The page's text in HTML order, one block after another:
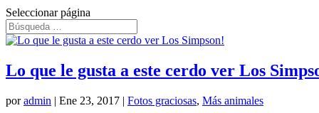
Seleccionar página
Lo que le gusta a este cerdo ver Los
poradmin | Ene 23, 2017 | Fotos graciosas, Más animales